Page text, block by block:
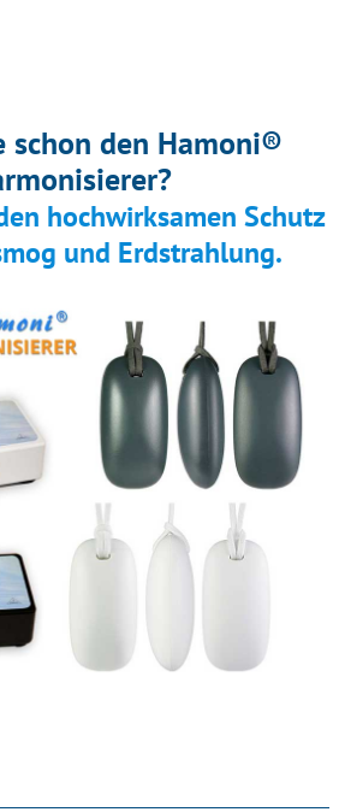
schon den Hamoni®
hochwirksamen Schutz
und Erdstrahlung.